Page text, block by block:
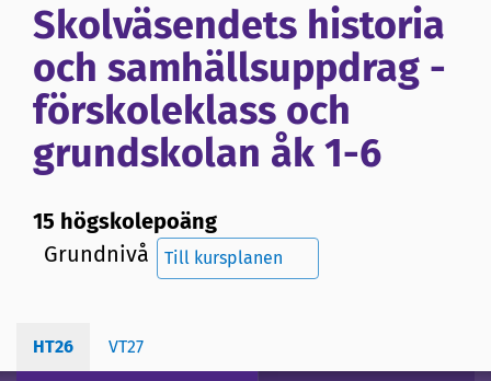
Skolväsendets historia
och samhällsuppdrag -
förskoleklass och
grundskolan åk 1-6
15 högskolepoäng
Grundnivå
Till kursplanen
HT26 VT27